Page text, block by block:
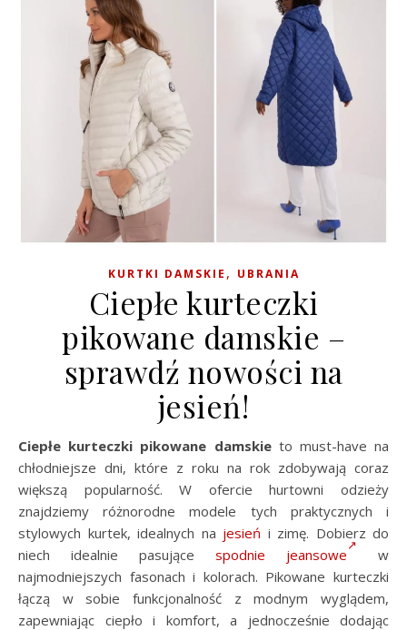
KURTKI DAMSKIE , UBRANIA
Ciepłe kurteczki
pikowane damskie –
sprawdź nowości na
jesień!
Ciepłe kurteczki pikowane damskieto must-have na
chłodniejsze dni, które z roku na rok zdobywają coraz
większą popularność. W ofercie hurtowni odzieży
znajdziemy różnorodne modele tych praktycznych i
stylowych kurtek, idealnych na jesień i zimę. Dobierz do
niech idealnie pasujące spodnie jeansowe
w
najmodniejszych fasonach i kolorach. Pikowane kurteczki
łączą w sobie funkcjonalność z modnym wyglądem,
zapewniając ciepło i komfort, a jednocześnie dodając